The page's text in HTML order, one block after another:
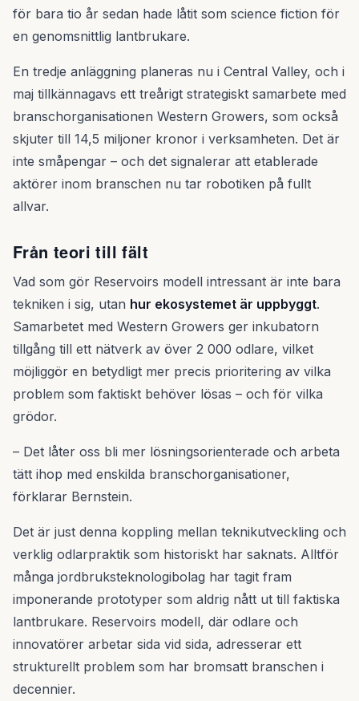
för bara tio år sedan hade låtit som science fiction för
en genomsnittlig lantbrukare.
En tredje anläggning planeras nu i Central Valley, och i
maj tillkännagavs ett treårigt strategiskt samarbete med
branschorganisationen Western Growers, som också
skjuter till 14,5 miljoner kronor i verksamheten. Det är
inte småpengar – och det signalerar att etablerade
aktörer inom branschen nu tar robotiken på fullt
allvar.
Från teori till fält
Vad som gör Reservoirs modell intressant är inte bara
tekniken i sig, utan hur ekosystemet är uppbyggt.
Samarbetet med Western Growers ger inkubatorn
tillgång till ett nätverk av över 2 000 odlare, vilket
möjliggör en betydligt mer precis prioritering av vilka
problem som faktiskt behöver lösas – och för vilka
grödor.
– Det låter oss bli mer lösningsorienterade och arbeta
tätt ihop med enskilda branschorganisationer,
förklarar Bernstein.
Det är just denna koppling mellan teknikutveckling och
verklig odlarpraktik som historiskt har saknats. Alltför
många jordbruksteknologibolag har tagit fram
imponerande prototyper som aldrig nått ut till faktiska
lantbrukare. Reservoirs modell, där odlare och
innovatörer arbetar sida vid sida, adresserar ett
strukturellt problem som har bromsatt branschen i
decennier.